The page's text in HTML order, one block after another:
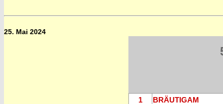
25. Mai 2024
1
BRÄUTIGAM